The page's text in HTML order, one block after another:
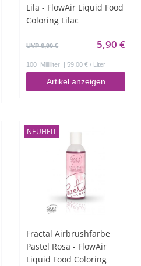
Lila - FlowAir Liquid Food
Coloring Lilac
UVP 6,90 € 5,90 €
100 Milliliter | 59,00 € / Liter
Artikel anzeigen
NEUHEIT
Fractal Airbrushfarbe
Pastel Rosa - FlowAir
Liquid Food Coloring